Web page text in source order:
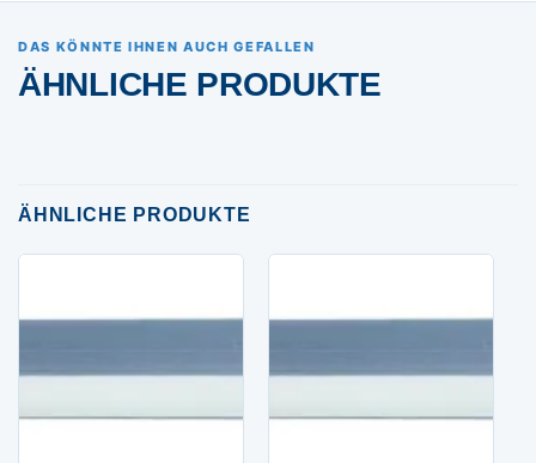
DAS KÖNNTE IHNEN AUCH GEFALLEN
ÄHNLICHE PRODUKTE
ÄHNLICHE PRODUKTE